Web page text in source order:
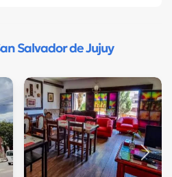
Salvador de Jujuy